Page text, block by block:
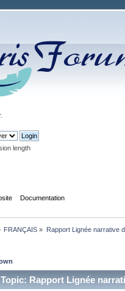
.
length
Documentation
FRANÇAIS » Rapport Lignée narrative
Topic: Rapport Lignée